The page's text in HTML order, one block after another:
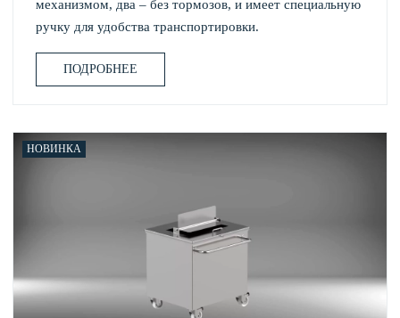
механизмом, два – без тормозов, и имеет специальную
ручку для удобства транспортировки.
ПОДРОБНЕЕ
НОВИНКА